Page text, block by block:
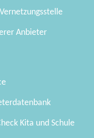
Anbieter
Kita und Schule